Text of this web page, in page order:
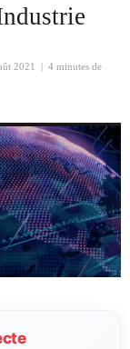
2021
4 minutes de